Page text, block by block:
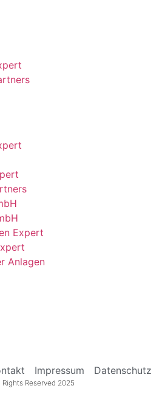
Expert
Anlagen
Impressum Datenschutz
Reserved 2025